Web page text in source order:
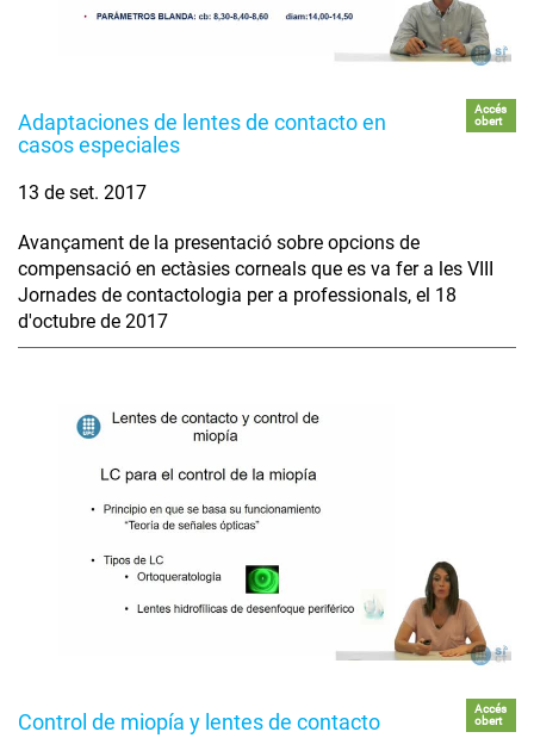
Adaptaciones de lentes de contacto en
casos especiales
Accés
obert
13 de set. 2017
Avançament de la presentació sobre opcions de
compensació en ectàsies corneals que es va fer a les VIII
Jornades de contactologia per a professionals, el 18
d'octubre de 2017
Control de miopía y lentes de contacto
Accés
obert